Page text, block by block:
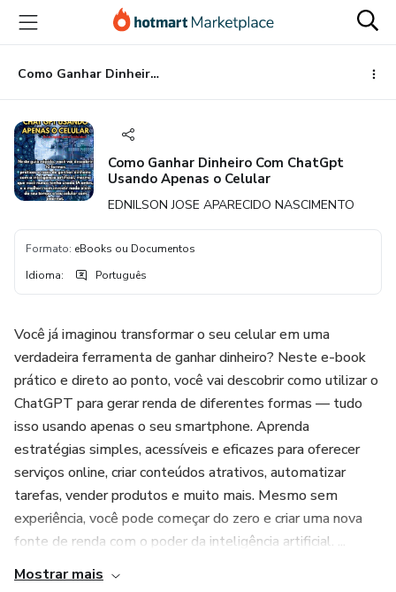
para
conteúdo
principal
para
pagamento
para
rodapé
Como Ganhar Dinheiro Com ChatGpt Usando Apenas o Celular
Como Ganhar Dinheiro Com ChatGpt
Usando Apenas o Celular
EDNILSON JOSE APARECIDO NASCIMENTO
Formato: eBooks ou Documentos
Idioma: Português
Você já imaginou transformar o seu celular em uma
verdadeira ferramenta de ganhar dinheiro? Neste e-book
prático e direto ao ponto, você vai descobrir como utilizar o
ChatGPT para gerar renda de diferentes formas — tudo
isso usando apenas o seu smartphone. Aprenda
estratégias simples, acessíveis e eficazes para oferecer
serviços online, criar conteúdos atrativos, automatizar
tarefas, vender produtos e muito mais. Mesmo sem
experiência, você pode começar do zero e criar uma nova
fonte de renda com o poder da inteligência artificial. ...
Mostrar mais